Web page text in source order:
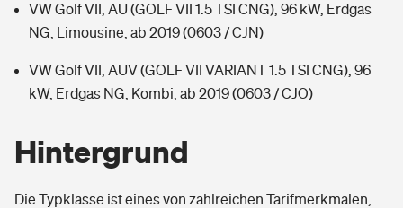
VW Golf VII, AU (GOLF VII 1.5 TSI CNG), 96 kW, Erdgas
NG, Limousine, ab 2019(0603 / CJN)
VW Golf VII, AUV (GOLF VII VARIANT 1.5 TSI CNG), 96
kW, Erdgas NG, Kombi, ab 2019(0603 / CJO)
Hintergrund
Die Typklasse ist eines von zahlreichen Tarifmerkmalen,